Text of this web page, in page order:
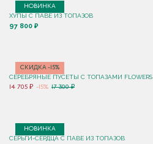
НОВИНКА
ХУПЫ С ПАВЕ ИЗ ТОПАЗОВ
97 800 ₽
СКИДКА -15%
СЕРЕБРЯНЫЕ ПУСЕТЫ С ТОПАЗАМИ FLOWERS
14 705 ₽ -15% 17 300 ₽
НОВИНКА
СЕРЬГИ-СЕРДЦА С ПАВЕ ИЗ ТОПАЗОВ